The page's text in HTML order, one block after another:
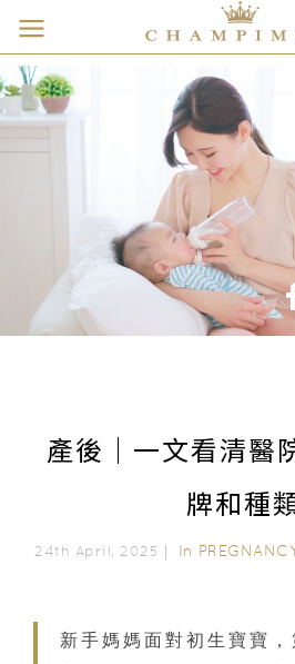
產後｜一文看清醫
牌和種
24th April, 2025｜ In
新手媽媽面對初生寶寶